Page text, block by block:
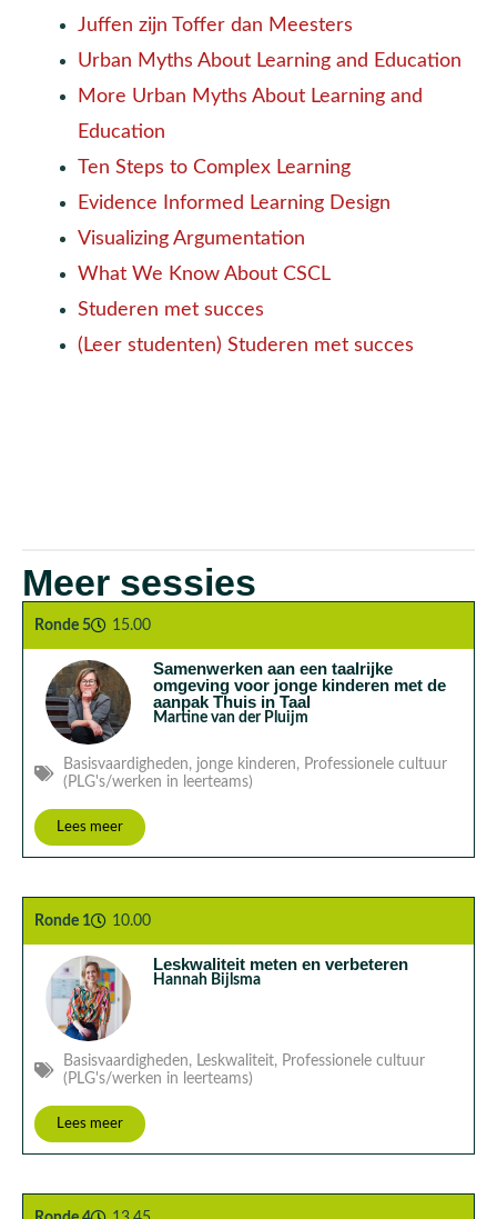
Juffen zijn Toffer dan Meesters
Urban Myths About Learning and Education
More Urban Myths About Learning and
Education
Ten Steps to Complex Learning
Evidence Informed Learning Design
Visualizing Argumentation
What We Know About CSCL
Studeren met succes
(Leer studenten) Studeren met succes
Meer sessies
Ronde 5 15.00
Samenwerken aan een taalrijke
omgeving voor jonge kinderen met de
aanpak Thuis in Taal
Martine van der Pluijm
Basisvaardigheden, jonge kinderen, Professionele cultuur
(PLG's/werken in leerteams)
Lees meer
Ronde 1 10.00
Leskwaliteit meten en verbeteren
Hannah Bijlsma
Basisvaardigheden, Leskwaliteit, Professionele cultuur
(PLG's/werken in leerteams)
Lees meer